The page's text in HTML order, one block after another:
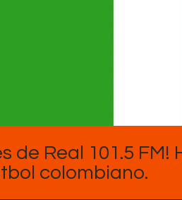
de Real 101.5
colombiano.